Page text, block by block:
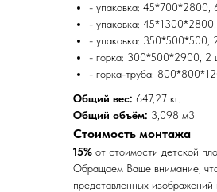
- упаковка: 45*700*2800,
- упаковка: 45*1300*2800,
- упаковка: 350*500*500,
- горка: 300*500*2900, 2
- горка-труба:
Общий вес: 647,27 кг.
Общий объём: 3,098 м3
Стоимость монтажа
15% от стоимости детской
Обращаем Ваше внимание,
представленных